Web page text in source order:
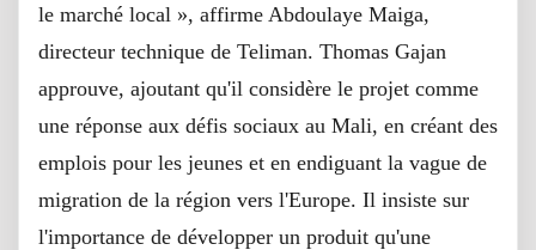
le marché local », affirme Abdoulaye Maiga,
directeur technique de Teliman. Thomas Gajan
approuve, ajoutant qu'il considère le projet comme
une réponse aux défis sociaux au Mali, en créant des
emplois pour les jeunes et en endiguant la vague de
migration de la région vers l'Europe. Il insiste sur
l'importance de développer un produit qu'une